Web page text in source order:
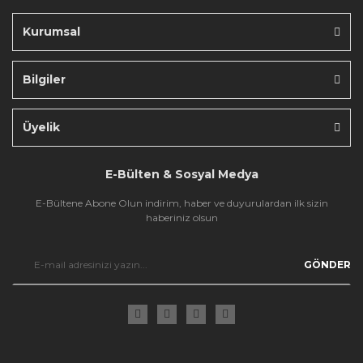
Kurumsal
Bilgiler
Üyelik
E-Bülten & Sosyal Medya
E-Bültene Abone Olun indirim, haber ve duyurulardan ilk sizin
haberiniz olsun
GÖNDER